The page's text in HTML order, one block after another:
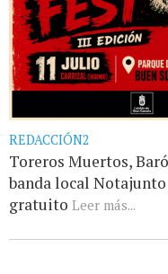
REDACCIÓN2
Toreros Muertos,
banda local
gratuito Leer más...